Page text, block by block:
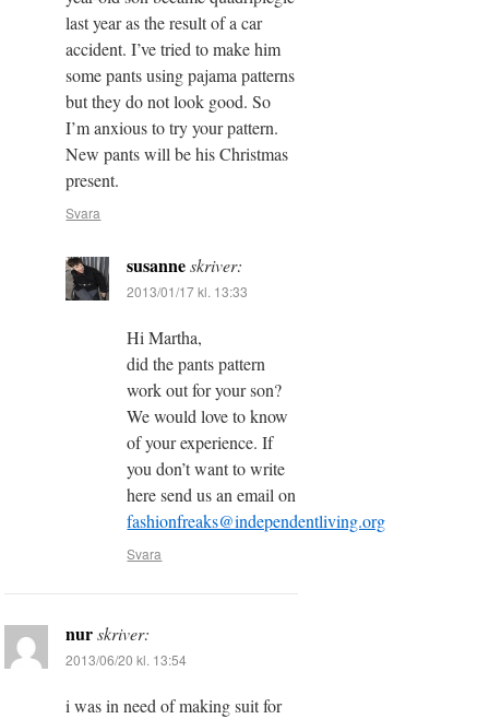
last year as the result of a car
accident. I’ve tried to make him
some pants using pajama patterns
but they do not look good. So
I’m anxious to try your pattern.
New pants will be his Christmas
present.
Svara
susanne skriver:
2013/01/17 kl. 13:33
Hi Martha,
did the pants pattern
work out for your son?
We would love to know
of your experience. If
you don’t want to write
here send us an email on
fashionfreaks@independentliving.org
Svara
nur skriver:
2013/06/20 kl. 13:54
i was in need of making suit for